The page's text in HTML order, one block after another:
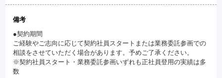
備考
●契約期間
ご経験やご志向に応じて契約社員スタートまたは業務委託参画での
相談をさせていただく場合があります。予めご了承ください。
※契約社員スタート・業務委託参画いずれも正社員登用の実績は多
数